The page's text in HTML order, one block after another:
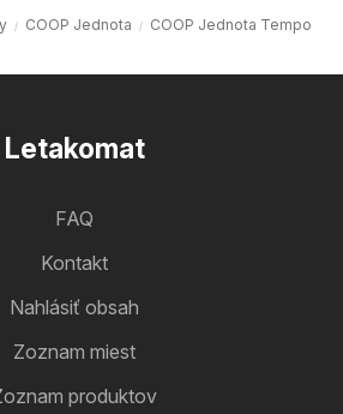
COOP Jednota COOP Jednota Tempo
Letakomat
FAQ
Kontakt
Nahlásiť obsah
Zoznam miest
produktov